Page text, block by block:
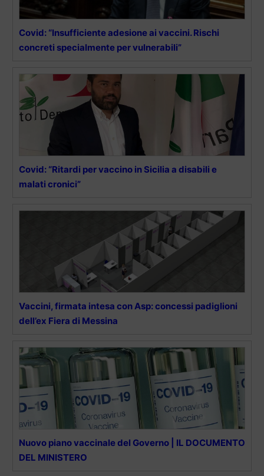
Covid: “Insufficiente adesione ai vaccini. Rischi
concreti specialmente per vulnerabili”
Covid: “Ritardi per vaccino in Sicilia a disabili e
malati cronici”
Vaccini, firmata intesa con Asp: concessi padiglioni
dell’ex Fiera di Messina
Nuovo piano vaccinale del Governo | IL DOCUMENTO
DEL MINISTERO